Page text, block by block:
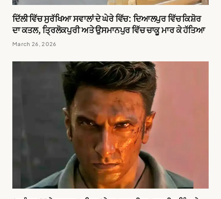
ਦਿੱਲੀ ਵਿੱਚ ਸੁਰੱਖਿਆ ਸਵਾਲਾਂ ਦੇ ਘੇਰੇ ਵਿੱਚ: ਦਿਆਲਪੁਰ ਵਿੱਚ ਕਿਸ਼ੋਰ
ਦਾ ਕਤਲ, ਤ੍ਰਿਲੋਕਪੁਰੀ ਅਤੇ ਉਸਮਾਨਪੁਰ ਵਿੱਚ ਚਾਕੂ ਮਾਰ ਕੇ ਹੱਤਿਆ
March 26, 2026